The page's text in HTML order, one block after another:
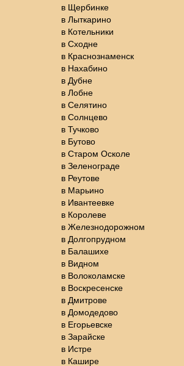
в Щербинке
в Лыткарино
в Котельники
в Сходне
в Краснознаменск
в Нахабино
в Дубне
в Лобне
в Селятино
в Солнцево
в Тучково
в Бутово
в Старом Осколе
в Зеленограде
в Реутове
в Марьино
в Ивантеевке
в Королеве
в Железнодорожном
в Долгопрудном
в Балашихе
в Видном
в Волоколамске
в Воскресенске
в Дмитрове
в Домодедово
в Егорьевске
в Зарайске
в Истре
в Кашире